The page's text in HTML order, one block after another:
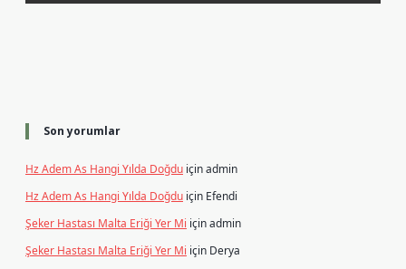
Son yorumlar
Hz Adem As Hangi Yılda Doğdu içinadmin
Hz Adem As Hangi Yılda Doğdu için Efendi
Şeker Hastası Malta Eriği Yer Mi içinadmin
Şeker Hastası Malta Eriği Yer Mi için Derya